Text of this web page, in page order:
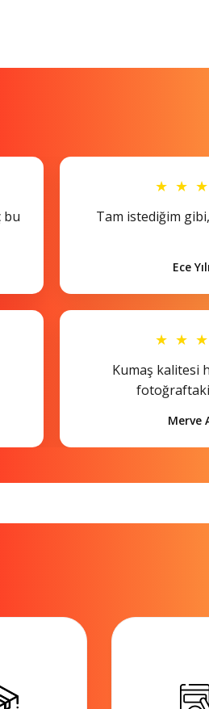
bu
★ ★
Tam istediğim
Ece
★ ★
Kumaş kalitesi
fotoğraftaki
Merve